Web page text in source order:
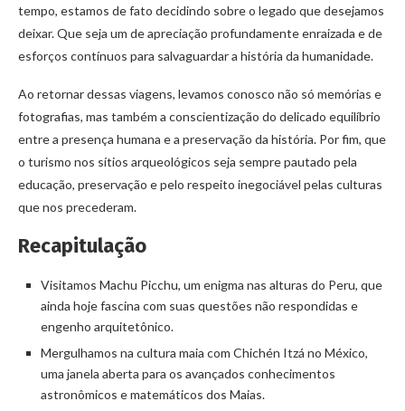
tempo, estamos de fato decidindo sobre o legado que desejamos
deixar. Que seja um de apreciação profundamente enraizada e de
esforços contínuos para salvaguardar a história da humanidade.
Ao retornar dessas viagens, levamos conosco não só memórias e
fotografias, mas também a conscientização do delicado equilíbrio
entre a presença humana e a preservação da história. Por fim, que
o turismo nos sítios arqueológicos seja sempre pautado pela
educação, preservação e pelo respeito inegociável pelas culturas
que nos precederam.
Recapitulação
Visitamos Machu Picchu, um enigma nas alturas do Peru, que
ainda hoje fascina com suas questões não respondidas e
engenho arquitetônico.
Mergulhamos na cultura maia com Chichén Itzá no México,
uma janela aberta para os avançados conhecimentos
astronômicos e matemáticos dos Maias.